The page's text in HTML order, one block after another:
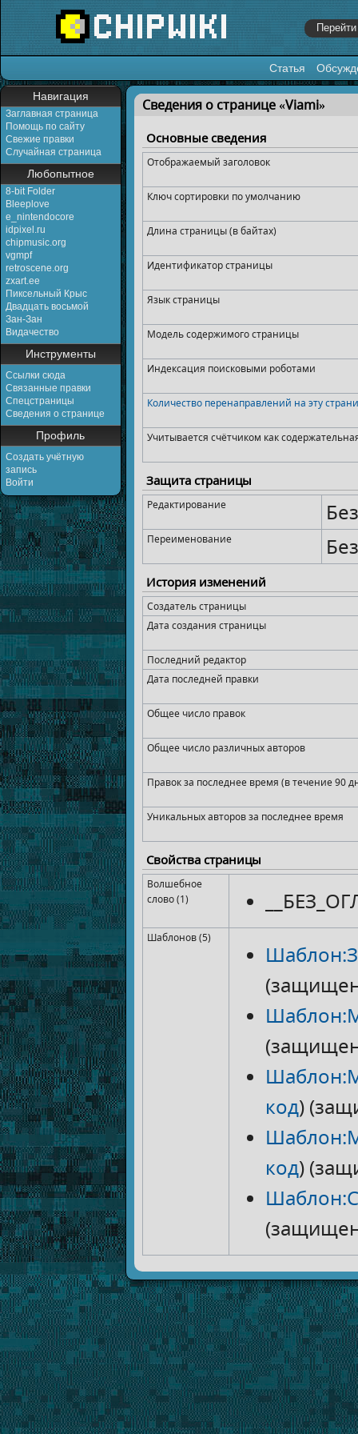
Статья
Навигация
Заглавная страница
Помощь по сайту
Свежие правки
Случайная страница
Любопытное
8-bit Folder
Bleeplove
e_nintendocore
idpixel.ru
chipmusic.org
vgmpf
retroscene.org
zxart.ee
Пиксельный Крыс
Двадцать восьмой
Зан-Зан
Видачество
Инструменты
Ссылки сюда
Связанные правки
Спецстраницы
Сведения о странице
Профиль
Создать учётную
запись
Войти
Перейти к:навигация,поиск
Сведения о странице «Viami»
Основные сведения
Отображаемый заголовок
Ключ сортировки по умолчанию
Длина страницы (в байтах)
Идентификатор страницы
Язык страницы
Модель содержимого страницы
Индексация поисковыми роботами
Количество перенаправлений на эту
Учитывается счётчиком как
Защита страницы
Редактирование
Переименование
История изменений
Создатель страницы
Дата создания страницы
Последний редактор
Дата последней правки
Общее число правок
Общее число различных авторов
Правок за последнее время (в течение 90
Уникальных авторов за последнее время
Свойства страницы
Волшебное
слово (1)
Шаблонов (5)
код)
код)